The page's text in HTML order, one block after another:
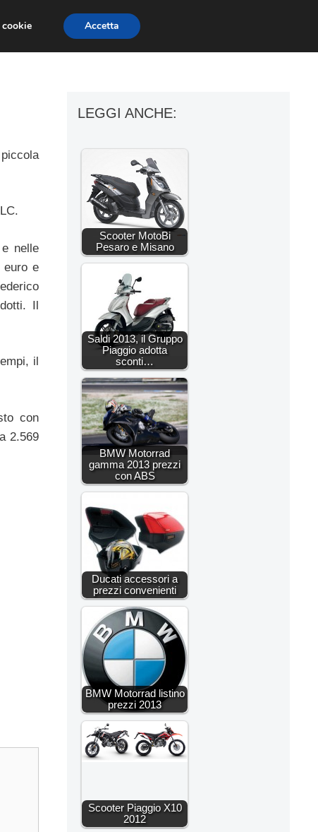
MOTO MOTO GP
nelle
e
Il
il
con
2.569
LEGGI ANCHE:
Scooter MotoBi
Pesaro e Misano
Saldi 2013, il Gruppo
Piaggio adotta
sconti…
BMW Motorrad
gamma 2013 prezzi
con ABS
Ducati accessori a
prezzi convenienti
BMW Motorrad listino
prezzi 2013
Scooter Piaggio X10
2012
Accetta